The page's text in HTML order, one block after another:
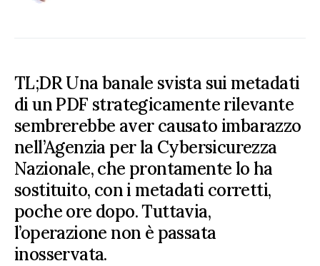
TL;DR Una banale svista sui metadati
di un PDF strategicamente rilevante
sembrerebbe aver causato imbarazzo
nell’Agenzia per la Cybersicurezza
Nazionale, che prontamente lo ha
sostituito, con i metadati corretti,
poche ore dopo. Tuttavia,
l’operazione non è passata
inosservata.